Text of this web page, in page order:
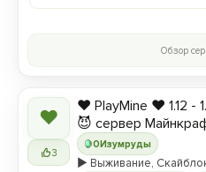
Обзор
❤
3
0Изумруды
❤️ PlayMine ❤️ 1.12 -
😈 сервер
▶️ Выживание,